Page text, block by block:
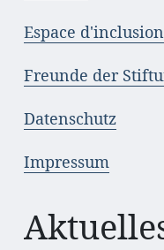
Espace
Freunde der
Datenschutz
Impressum